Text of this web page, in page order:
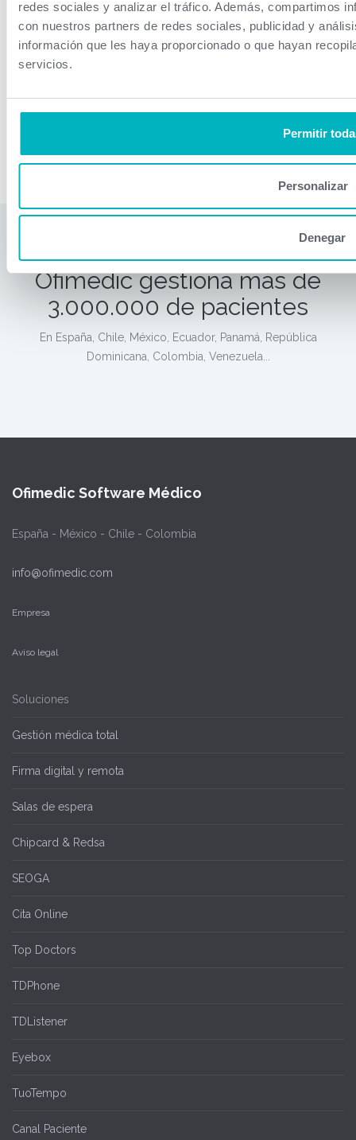
redes sociales y analizar el tráfico. Además, compartimos
con nuestros partners de redes sociales, publicidad y
información que les haya proporcionado o que hayan
servicios.
Permitir
Personalizar
Denegar
personas y entidades que a título desinteresado hacen
mucho más de lo que hacemos nosotros. Por eso, esta vez
hemos decidido ayudar
realizan. Desde aquí les invitamos a compartir esta reflexión
humana y si así lo consideran, colaborar.
Ofimedic gestiona más de
3.000.000 de pacientes
En España, Chile, México, Ecuador, Panamá, República
Dominicana, Colombia, Venezuela...
Ofimedic Software Médico
España - México - Chile - Colombia
info@ofimedic.com
Empresa
Aviso legal
Soluciones
Gestión médica total
Firma digital y remota
Salas de espera
Chipcard & Redsa
SEOGA
Cita Online
Top Doctors
TDPhone
TDListener
Eyebox
TuoTempo
Canal Paciente